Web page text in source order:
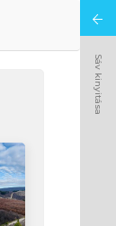
Sáv kinyitása